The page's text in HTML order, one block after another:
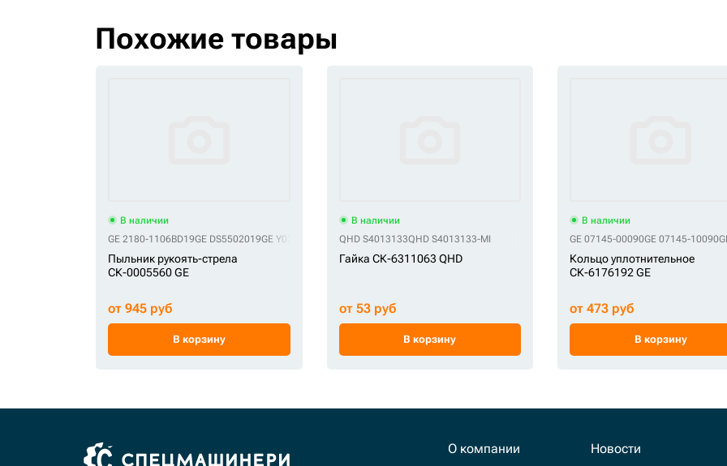
Похожие товары
В наличии
GE 2180-1106BD19GE DS5502019GE Y020-125111
Пыльник рукоять-стрела
СК-0005560 GE
от 945 руб
В корзину
В наличии
QHD S4013133QHD S4013133-MI
Гайка СК-6311063 QHD
от 53 руб
В корзину
В наличии
GE 07145-00090GE 07145-10090
Кольцо уплотнительное
СК-6176192 GE
от 473 руб
В корзину
О компании
Новости